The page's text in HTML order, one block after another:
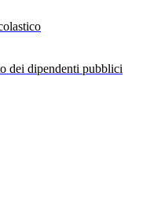
dei dipendenti pubblici